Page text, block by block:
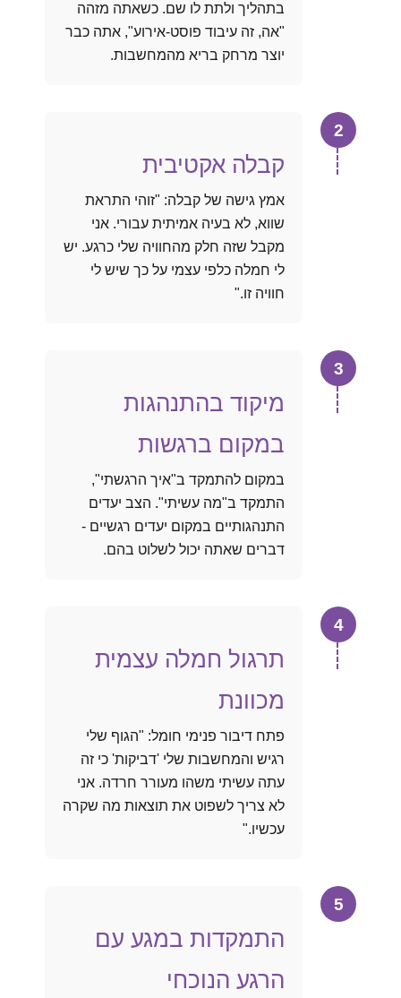
בתהליך ולתת לו שם. כשאתה מזהה
"אה, זה עיבוד פוסט-אירוע", אתה כבר
יוצר מרחק בריא מהמחשבות.
2
קבלה אקטיבית
אמץ גישה של קבלה: "זוהי התראת
שווא, לא בעיה אמיתית עבורי. אני
מקבל שזה חלק מהחוויה שלי כרגע. יש
לי חמלה כלפי עצמי על כך שיש לי
חוויה זו."
3
מיקוד בהתנהגות
במקום ברגשות
במקום להתמקד ב"איך הרגשתי",
התמקד ב"מה עשיתי". הצב יעדים
התנהגותיים במקום יעדים רגשיים -
דברים שאתה יכול לשלוט בהם.
4
תרגול חמלה עצמית
מכוונת
פתח דיבור פנימי חומל: "הגוף שלי
רגיש והמחשבות שלי 'דביקות' כי זה
עתה עשיתי משהו מעורר חרדה. אני
לא צריך לשפוט את תוצאות מה שקרה
עכשיו."
5
התמקדות במגע עם
הרגע הנוכחי